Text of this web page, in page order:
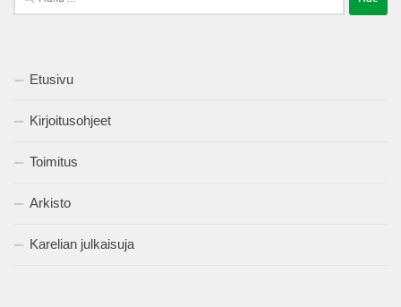
Etusivu
Kirjoitusohjeet
Toimitus
Arkisto
Karelian julkaisuja